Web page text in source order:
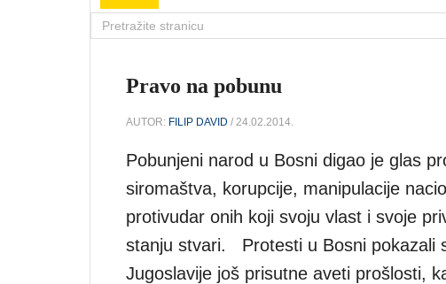
Pravo na pobunu
AUTOR: FILIP DAVID / 24.02.2014.
Pobunjeni narod u Bosni digao je glas
siromaštva, korupcije, manipulacije
protivudar onih koji svoju vlast i svoje
stanju stvari. Protesti u Bosni pokazali
Jugoslavije još prisutne aveti prošlosti,